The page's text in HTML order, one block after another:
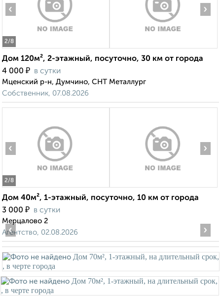
2/8
‹ ›
Дом 120м², 2-этажный, посуточно, 30 км от города
4 000 ₽ в сутки
Мценский р-н, Думчино, СНТ Металлург
Собственник, 07.08.2026
2/8
‹ ›
Дом 40м², 1-этажный, посуточно, 10 км от города
3 000 ₽ в сутки
Мерцалово 2
Агентство, 02.08.2026
‹ ›